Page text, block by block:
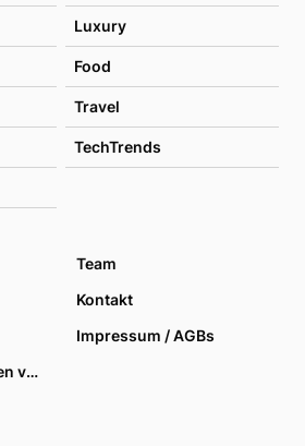
Luxury
Food
Travel
TechTrends
Team
Kontakt
Impressum / AGBs
Datenschutzoptionen verwalten